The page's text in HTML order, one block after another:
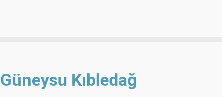
Güneysu Kıbledağ